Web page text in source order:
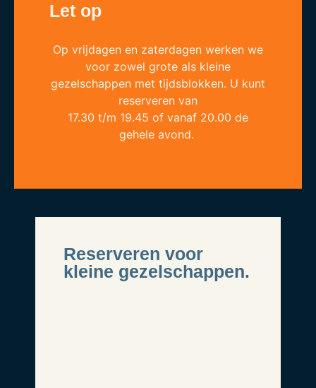
Let op
Op vrijdagen en zaterdagen werken we
voor zowel grote als kleine
gezelschappen met tijdsblokken. U kunt
reserveren van
17.30 t/m 19.45 of vanaf 20.00 de
gehele avond.
Reserveren voor
kleine gezelschappen.